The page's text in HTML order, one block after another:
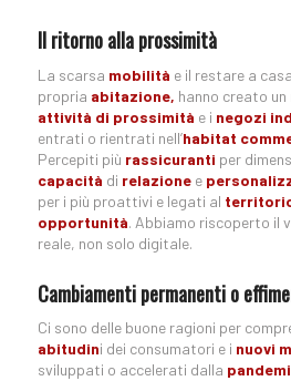
Il ritorno alla prossimità
La scarsa mobilità e il restare a
propria abitazione, hanno creato
attività di prossimità e i negozi
entrati o rientrati nell’habitat
Percepiti più rassicuranti per
capacità di relazionee
per i più proattivi e legati al
opportunità. Abbiamo riscoperto il
reale, non solo digitale.
Cambiamenti permanenti o
Ci sono delle buone ragioni per
abitudini dei consumatori e i nuovi
sviluppati o accelerati dalla